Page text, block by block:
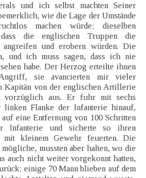
und ich selbst machten Seiner
wie die Lage der Umstände
machen würde; dieselben
dass die englischen Truppen die
angreifen und erobern würden. Die
und ich muss sagen, dass ich nie
habe. Der Herzog erteilte ihnen
sie avancierten mir vieler
Kapitän von der englischen Artillerie
vorzüglich aus. Er fuhr mit sechs
linken Flanke der Infanterie hinauf,
eine Entfernung von 100 Schritten
Infanterie und sicherte so ihren
kleinem Gewehr feuerten. Die
mussten aber halten, wo die
auch nicht weiter vorgekonnt hatten,
einige 70 Mann blieben auf dem